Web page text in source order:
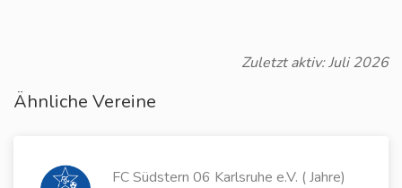
Zuletzt aktiv: Juli 2026
Ähnliche Vereine
FC Südstern 06 Karlsruhe e.V. ( Jahre)